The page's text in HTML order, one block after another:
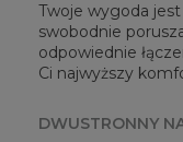
Twoje wygoda jest
swobodnie
odpowiednie
Ci najwyższy
DWUSTRONNY